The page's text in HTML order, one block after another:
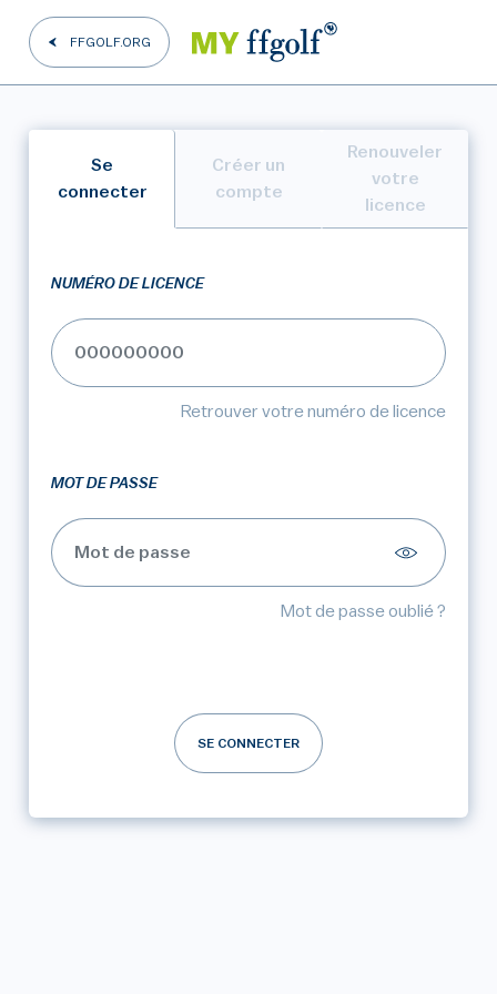
FFGOLF.ORG
Se
connecter
Créer un
compte
Renouveler
votre
licence
NUMÉRO DE LICENCE
Retrouver votre numéro de licence
MOT DE PASSE
Mot de passe oublié ?
SE CONNECTER